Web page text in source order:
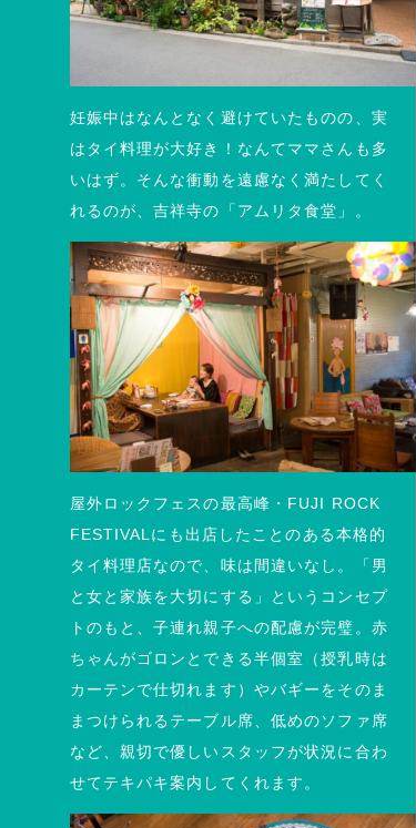
妊娠中はなんとなく避けていたものの、実
はタイ料理が大好き！なんてママさんも多
いはず。そんな衝動を遠慮なく満たしてく
れるのが、吉祥寺の「アムリタ食堂」。
屋外ロックフェスの最高峰・FUJI ROCK
FESTIVALにも出店したことのある本格的
タイ料理店なので、味は間違いなし。「男
と女と家族を大切にする」というコンセプ
トのもと、子連れ親子への配慮が完璧。赤
ちゃんがゴロンとできる半個室（授乳時は
カーテンで仕切れます）やバギーをそのま
まつけられるテーブル席、低めのソファ席
など、親切で優しいスタッフが状況に合わ
せてテキパキ案内してくれます。